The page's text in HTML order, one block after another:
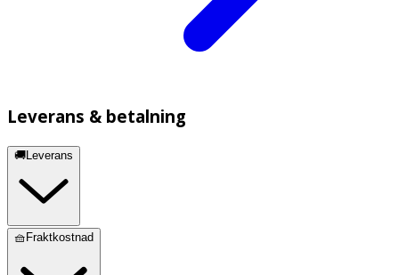
Leverans & betalning
🚚Leverans
🧺Fraktkostnad